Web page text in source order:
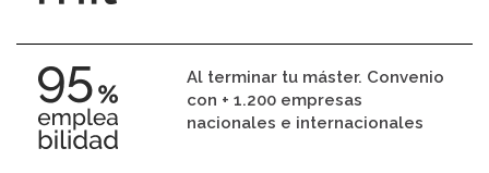
Al terminar tu máster. Convenio
con + 1.200 empresas
nacionales e internacionales